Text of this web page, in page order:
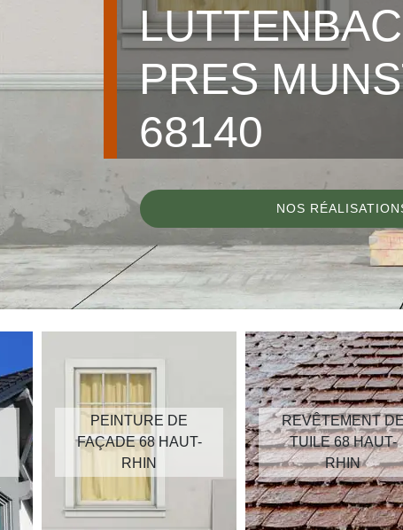
PRES
68140
NOS
PEINTURE DE
FAÇADE 68 HAUT-
RHIN
REVÊTEMENT
TUILE 68 HAUT-
RHIN